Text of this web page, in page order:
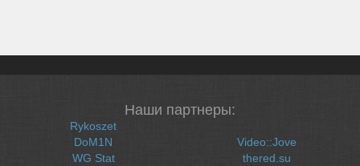
Наши партнеры:
Rykoszet
DoM1N
WG Stat
Video::Jove
thered.su